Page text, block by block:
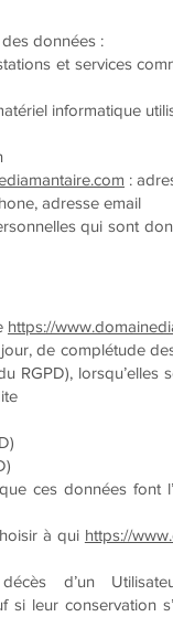
données :
et services
informatique
:
adresse email
qui sont
https://
de complétude
RGPD), lorsqu’elles
ces données font
à qui https://
d’un
si leur conservation